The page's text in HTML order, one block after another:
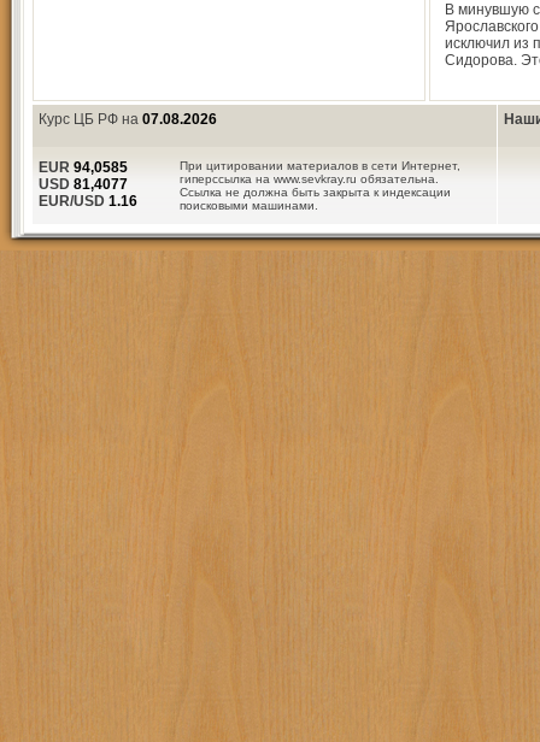
В минувшую
исключил из
Сидорова.
Курс ЦБ РФ на 07.08.2026
При цитировании материалов в сети Интернет,
гиперссылка на www.sevkray.ru обязательна.
Ссылка не должна быть закрыта к индексации
поисковыми машинами.
EUR 94,0585
USD 81,4077
EUR/USD 1.16